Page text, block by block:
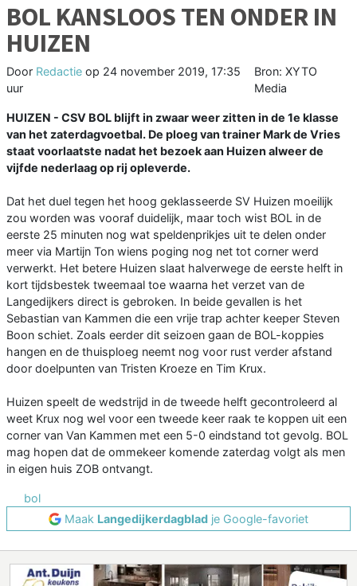
BOL KANSLOOS TEN ONDER IN
HUIZEN
Door Redactie op 24 november 2019, 17:35
uur
Bron: XYTO
Media
HUIZEN - CSV BOL blijft in zwaar weer zitten in de 1e klasse
van het zaterdagvoetbal. De ploeg van trainer Mark de Vries
staat voorlaatste nadat het bezoek aan Huizen alweer de
vijfde nederlaag op rij opleverde.
Dat het duel tegen het hoog geklasseerde SV Huizen moeilijk
zou worden was vooraf duidelijk, maar toch wist BOL in de
eerste 25 minuten nog wat speldenprikjes uit te delen onder
meer via Martijn Ton wiens poging nog net tot corner werd
verwerkt. Het betere Huizen slaat halverwege de eerste helft in
kort tijdsbestek tweemaal toe waarna het verzet van de
Langedijkers direct is gebroken. In beide gevallen is het
Sebastian van Kammen die een vrije trap achter keeper Steven
Boon schiet. Zoals eerder dit seizoen gaan de BOL-koppies
hangen en de thuisploeg neemt nog voor rust verder afstand
door doelpunten van Tristen Kroeze en Tim Krux.
Huizen speelt de wedstrijd in de tweede helft gecontroleerd al
weet Krux nog wel voor een tweede keer raak te koppen uit een
corner van Van Kammen met een 5-0 eindstand tot gevolg. BOL
mag hopen dat de ommekeer komende zaterdag volgt als men
in eigen huis ZOB ontvangt.
bol
Maak Langedijkerdagblad je Google-favoriet